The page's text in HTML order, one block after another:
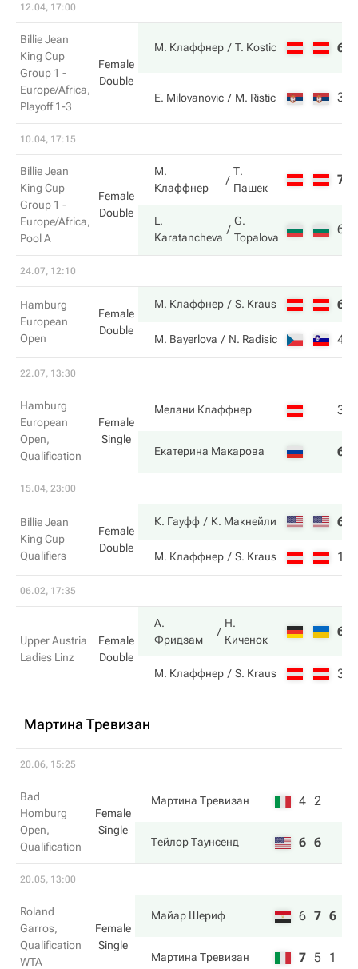
12.04, 17:00
Billie Jean
King Cup
Group 1 -
Europe/Africa,
Playoff 1-3
Female
Double
М. Клаффнер T. Kostic 6
E. Milovanovic M. Ristic 3
10.04, 17:15
Billie Jean
King Cup
Group 1 -
Europe/Africa,
Pool A
Female
Double
М.
Клаффнер
Т.
Пашек
7
L.
Karatancheva
G.
Topalova
6
24.07, 12:10
Hamburg
European
Open
Female
Double
М. Клаффнер S. Kraus 6
M. Bayerlova N. Radisic 4
22.07, 13:30
Hamburg
European
Open,
Qualification
Female
Single
Мелани Клаффнер 3
Екатерина Макарова 6
15.04, 23:00
Billie Jean
King Cup
Qualifiers
Female
Double
К. Гауфф К. Макнейли 6
М. Клаффнер S. Kraus 1
06.02, 17:35
Upper Austria
Ladies Linz
Female
Double
А.
Фридзам
Н.
Киченок
6
М. Клаффнер S. Kraus 3
Мартина Тревизан
20.06, 15:25
Bad
Homburg
Open,
Qualification
Female
Single
Мартина Тревизан 4 2
Тейлор Таунсенд 6 6
20.05, 13:00
Roland
Garros,
Qualification
WTA
Female
Single
Майар Шериф 6 7 6
Мартина Тревизан 7 5 1